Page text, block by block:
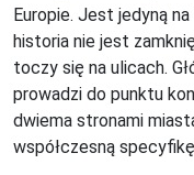
Europie. Jest jedyną
historia nie jest
toczy się na ulicach.
prowadzi do punktu
dwiema stronami
współczesną